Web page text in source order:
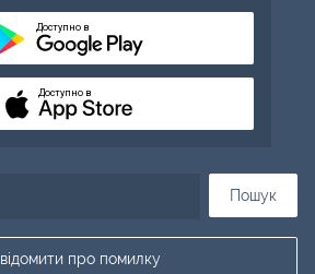
Пошук
про помилку
Доступно в
Доступно в